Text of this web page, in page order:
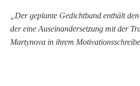
„Der geplante Gedichtband enthält
der eine Auseinandersetzung mit der
Martynova in ihrem